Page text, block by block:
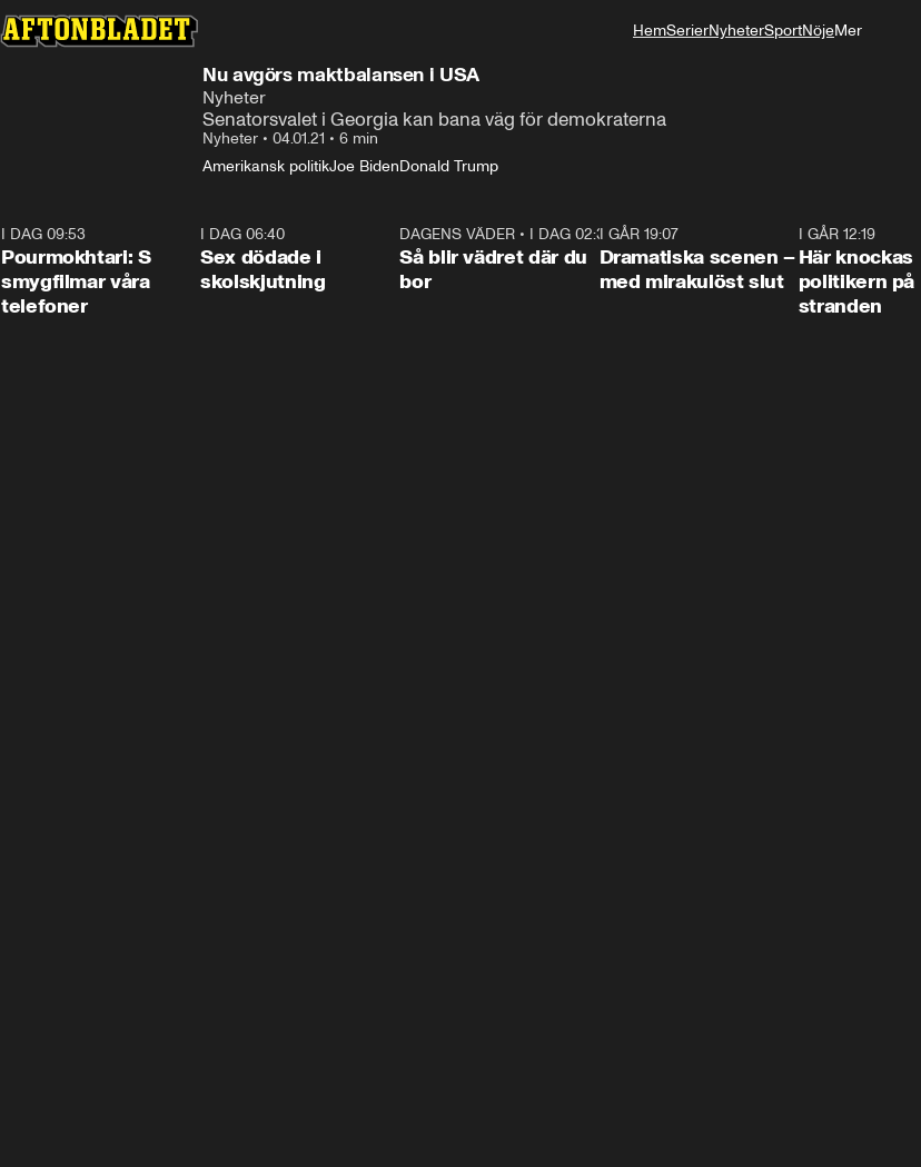
HemSerierNyheterSportNöjeMer
Nu avgörs maktbalansen i USA
Nyheter
Senatorsvalet i Georgia kan bana väg för demokraterna
Nyheter • 04.01.21 • 6 min
Amerikansk politikJoe BidenDonald Trump
I DAG 09:53
Pourmokhtari: S
smygfilmar våra
telefoner
I DAG 06:40
Sex dödade i
skolskjutning
1:06
DAGENS VÄDER • I DAG 02:30
Så blir vädret där du
bor
I GÅR 19:07
Dramatiska scenen –
med mirakulöst slut
I GÅR 12:19
Här knockas
politikern på
stranden